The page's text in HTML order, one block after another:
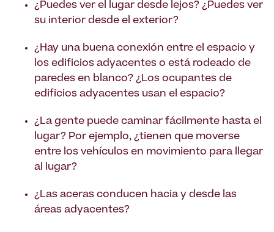
¿Puedes ver el lugar desde lejos? ¿Puedes ver
su interior desde el exterior?
¿Hay una buena conexión entre el espacio y
los edificios adyacentes o está rodeado de
paredes en blanco? ¿Los ocupantes de
edificios adyacentes usan el espacio?
¿La gente puede caminar fácilmente hasta el
lugar? Por ejemplo, ¿tienen que moverse
entre los vehículos en movimiento para llegar
al lugar?
¿Las aceras conducen hacia y desde las
áreas adyacentes?